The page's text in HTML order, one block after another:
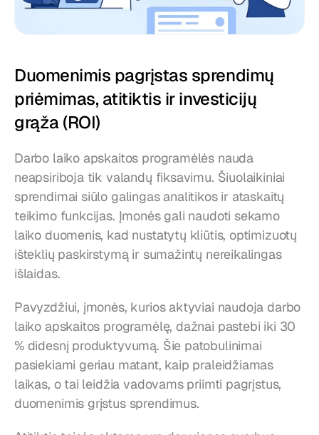
Duomenimis pagrįstas sprendimų
priėmimas, atitiktis ir investicijų
grąža (ROI)
Darbo laiko apskaitos programėlės nauda
neapsiriboja tik valandų fiksavimu. Šiuolaikiniai
sprendimai siūlo galingas analitikos ir ataskaitų
teikimo funkcijas. Įmonės gali naudoti sekamo
laiko duomenis, kad nustatytų kliūtis, optimizuotų
išteklių paskirstymą ir sumažintų nereikalingas
išlaidas.
Pavyzdžiui, įmonės, kurios aktyviai naudoja darbo
laiko apskaitos programėlę, dažnai pastebi iki 30
% didesnį produktyvumą. Šie patobulinimai
pasiekiami geriau matant, kaip praleidžiamas
laikas, o tai leidžia vadovams priimti pagrįstus,
duomenimis grįstus sprendimus.